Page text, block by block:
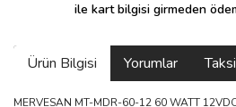
ile kart bilgisi girmeden
Ürün Bilgisi Yorumlar
MERVESAN MT-MDR-60-12 60 WATT